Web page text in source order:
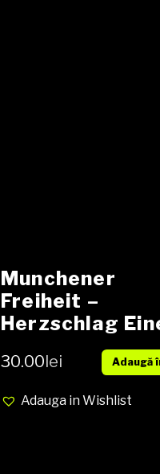
Munchener
Freiheit –
Herzschlag
Stadt, Vinyl,
Album, Media
Cover EX (SH)
30.00lei Adaugă
Adauga in Wishlist